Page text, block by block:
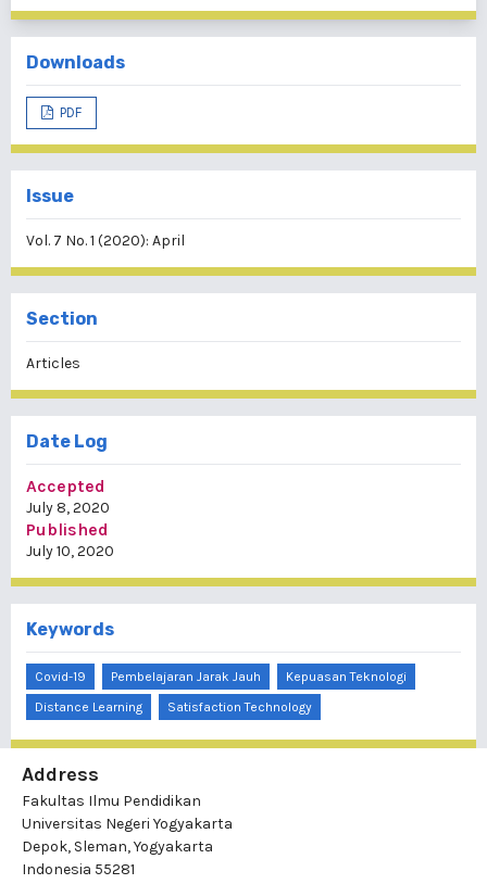
Downloads
PDF
Issue
Vol. 7 No. 1 (2020): April
Section
Articles
Date Log
Accepted
July 8, 2020
Published
July 10, 2020
Keywords
Covid-19 Pembelajaran Jarak Jauh
Kepuasan Teknologi
Distance Learning
Satisfaction Technology
Address
Fakultas Ilmu Pendidikan
Universitas Negeri Yogyakarta
Depok, Sleman, Yogyakarta
Indonesia 55281